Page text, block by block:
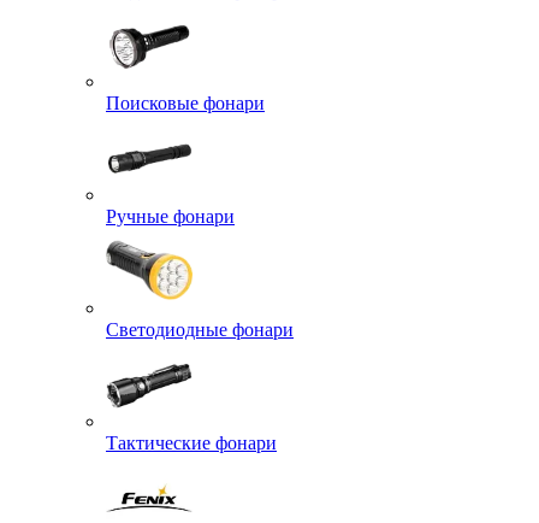
Поисковые фонари
Ручные фонари
Светодиодные фонари
Тактические фонари